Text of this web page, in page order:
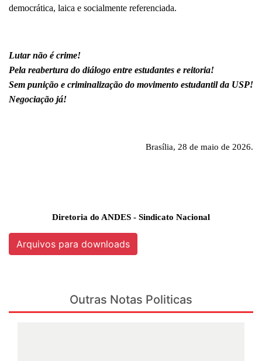
democrática, laica e socialmente referenciada.
Lutar não é crime!
Pela reabertura do diálogo entre estudantes e reitoria!
Sem punição e criminalização do movimento estudantil da USP!
Negociação já!
Brasília, 28 de maio de 2026.
Diretoria do ANDES - Sindicato Nacional
Arquivos para downloads
Outras Notas Politicas